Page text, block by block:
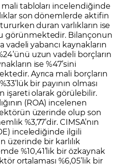
mali tabloları incelendiğinde
son dönemlerde aktifin
duran varlıkların ise
görünmektedir. Bilançonun
vadeli yabancı kaynakların
uzun vadeli borçların
ise %47’sini
Ayrıca mali borçların
bir payının olması
işareti olarak görülebilir.
(ROA) incelenen
üzerinde olup son
%3,77’dir. CIMSA’nın
incelediğinde ilgili
üzerinde bir karlılık
%10,41’lik bir özkaynak
ortalaması %6,05’lik bir